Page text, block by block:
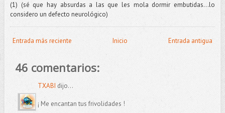
(1) (sé que hay absurdas a las que les mola dormir embutidas…lo
considero un defecto neurológico)
Entrada más reciente Entrada antigua
Inicio
46 comentarios:
TXABI dijo...
¡ Me encantan tus frivolidades !